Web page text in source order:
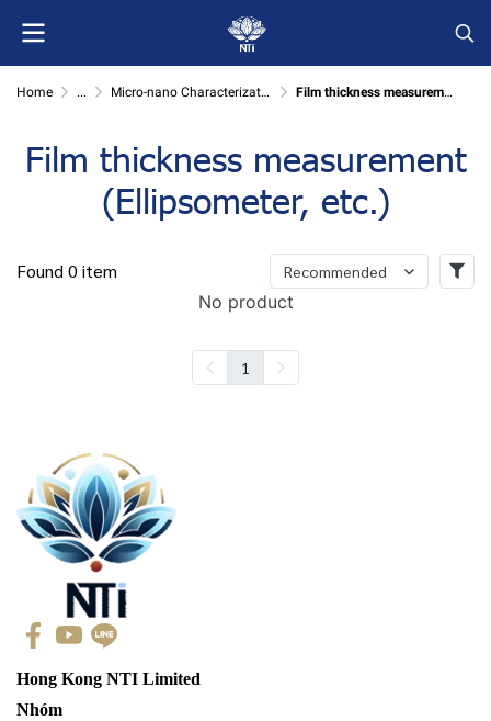
Home ... Micro-nano Characterization Film thickness measurement (Ellipsometer, etc.)
Film thickness measurement
(Ellipsometer, etc.)
Found 0 item Recommended
No product
1
Hong Kong NTI Limited
Nhóm